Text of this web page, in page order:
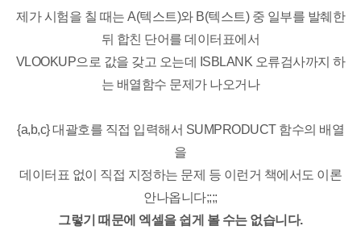
제가 시험을 칠 때는 A(텍스트)와 B(텍스트) 중 일부를 발췌한
뒤 합친 단어를 데이터표에서
VLOOKUP으로 값을 갖고 오는데 ISBLANK 오류검사까지 하
는 배열함수 문제가 나오거나
{a,b,c} 대괄호를 직접 입력해서 SUMPRODUCT 함수의 배열
을
데이터표 없이 직접 지정하는 문제 등 이런거 책에서도 이론
안나옵니다;;;;
그렇기 때문에 엑셀을 쉽게 볼 수는 없습니다.